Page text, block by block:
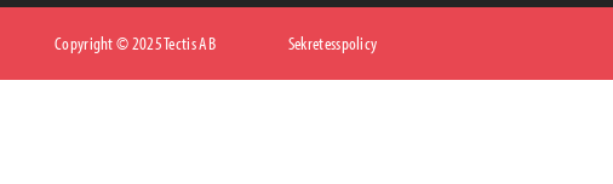
Copyright © 2025 Tectis AB Sekretesspolicy